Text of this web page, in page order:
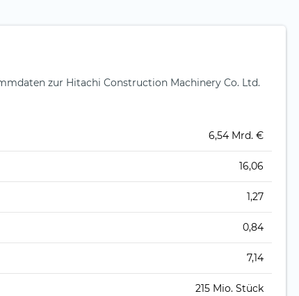
zur Hitachi Construction Machinery Co. Ltd.
6,54 Mrd. €
16,06
1,27
0,84
7,14
215 Mio. Stück